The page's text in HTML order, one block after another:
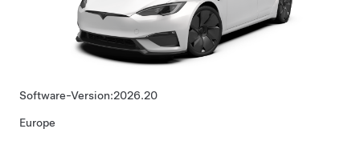
Software-Version:2026.20
Europe